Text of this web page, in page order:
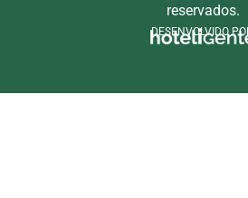
reservados.
DESENVOLVIDO